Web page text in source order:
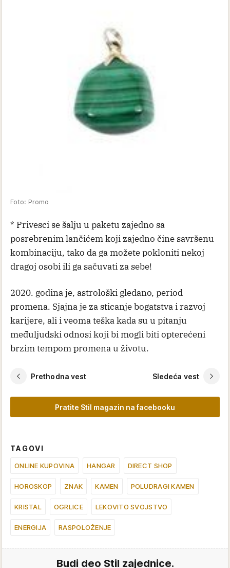
Foto: Promo
* Privesci se šalju u paketu zajedno sa
posrebrenim lančićem koji zajedno čine savršenu
kombinaciju, tako da ga možete pokloniti nekoj
dragoj osobi ili ga sačuvati za sebe!
2020. godina je, astrološki gledano, period
promena. Sjajna je za sticanje bogatstva i razvoj
karijere, ali i veoma teška kada su u pitanju
međuljudski odnosi koji bi mogli biti opterećeni
brzim tempom promena u životu.
Prethodna vest Sledeća vest
Pratite Stil magazin na facebooku
TAGOVI
ONLINE KUPOVINA HANGAR DIRECT SHOP
HOROSKOP ZNAK KAMEN POLUDRAGI KAMEN
KRISTAL OGRLICE LEKOVITO SVOJSTVO
ENERGIJA RASPOLOŽENJE
Budi deo Stil zajednice.